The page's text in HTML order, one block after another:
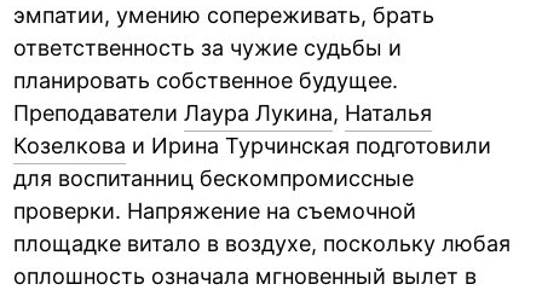
эмпатии, умению сопереживать, брать
ответственность за чужие судьбы и
планировать собственное будущее.
ПреподавателиЛаура Лукина, Наталья
Козелкова и Ирина Турчинская подготовили
для воспитанниц бескомпромиссные
проверки. Напряжение на съемочной
площадке витало в воздухе, поскольку любая
оплошность означала мгновенный вылет в